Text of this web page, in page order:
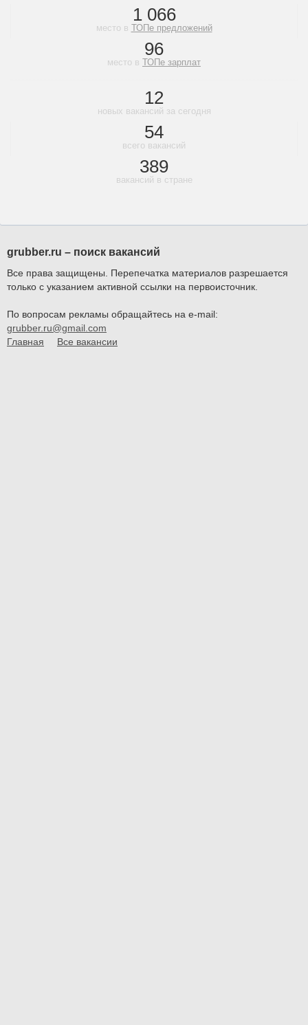
1 066
место в ТОПе предложений
96
место в ТОПе зарплат
12
новых вакансий за сегодня
54
всего вакансий
389
вакансий в стране
grubber.ru – поиск вакансий
Все права защищены. Перепечатка материалов разрешается
только с указанием активной ссылки на первоисточник.
По вопросам рекламы обращайтесь на e-mail:
grubber.ru@gmail.com
Главная
Все вакансии